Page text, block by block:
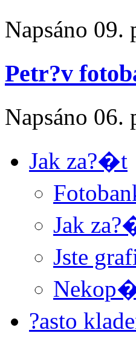
Napsáno 09.
Petr?v
Napsáno 06.
Jak za?�t
Jak
Jste
?asto